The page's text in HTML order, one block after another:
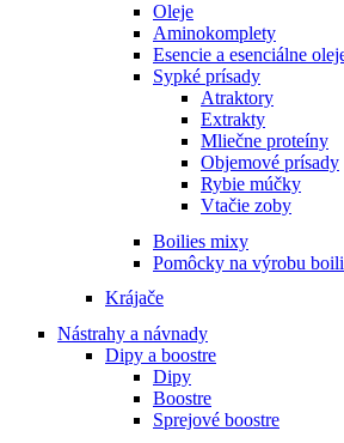
Oleje
Aminokomplety
Esencie a esenciálne
Sypké prísady
Atraktory
Extrakty
Mliečne proteíny
Objemové prísady
Rybie múčky
Vtačie zoby
Boilies mixy
Pomôcky na výrobu
Krájače
Nástrahy a návnady
Dipy a boostre
Dipy
Boostre
Sprejové boostre